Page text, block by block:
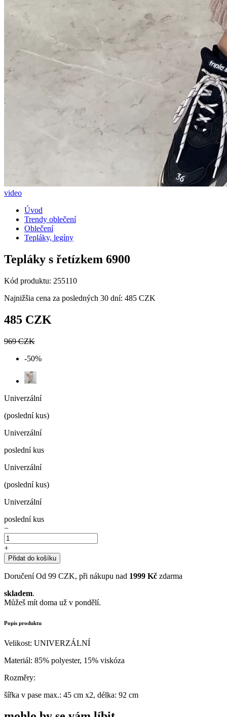
video
Úvod
Trendy oblečení
Oblečení
Tepláky, legíny
Tepláky s řetízkem 6900
Kód produktu: 255110
Najnižšia cena za posledných 30 dní: 485 CZK
485 CZK
969 CZK
-50%
Univerzální
(poslední kus)
Univerzální
poslední kus
Univerzální
(poslední kus)
Univerzální
poslední kus
−
+
Přidat do košíku
Doručení Od 99 CZK, při nákupu nad 1999 Kč zdarma
skladem.
Můžeš mít doma už v pondělí.
Popis produktu
Velikost: UNIVERZÁLNÍ
Materiál: 85% polyester, 15% viskóza
Rozměry:
šířka v pase max.: 45 cm x2, délka: 92 cm